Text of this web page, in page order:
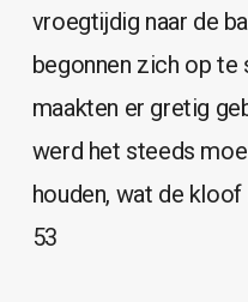
vroegtijdig naar de
begonnen zich op te
maakten er gretig
werd het steeds
houden, wat de
53